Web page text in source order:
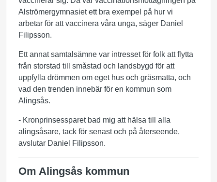
Alströmergymnasiet ett bra exempel på hur vi
arbetar för att vaccinera våra unga, säger Daniel
Filipsson.
Ett annat samtalsämne var intresset för folk att flytta
från storstad till småstad och landsbygd för att
uppfylla drömmen om eget hus och gräsmatta, och
vad den trenden innebär för en kommun som
Alingsås.
- Kronprinsessparet bad mig att hälsa till alla
alingsåsare, tack för senast och på återseende,
avslutar Daniel Filipsson.
Om Alingsås kommun